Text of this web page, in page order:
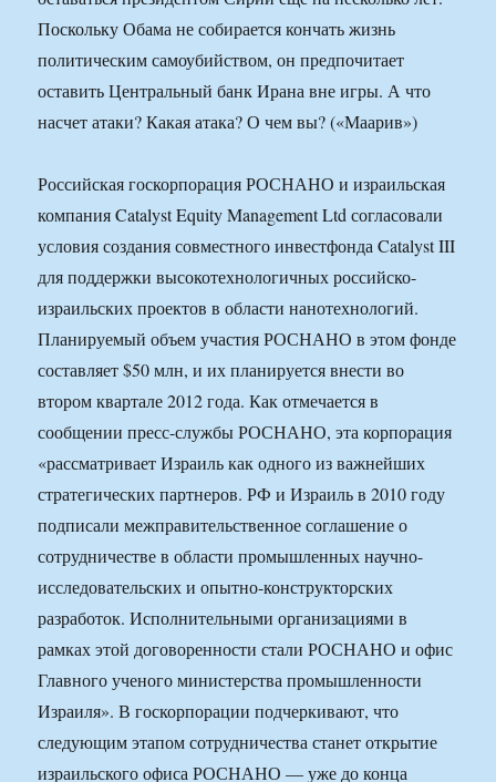
Поскольку Обама не собирается кончать жизнь
политическим самоубийством, он предпочитает
оставить Центральный банк Ирана вне игры. А что
насчет атаки? Какая атака? О чем вы? («Маарив»)
Российская госкорпорация РОСНАНО и израильская
компания Catalyst Equity Management Ltd согласовали
условия создания совместного инвестфонда Catalyst III
для поддержки высокотехнологичных российско-
израильских проектов в области нанотехнологий.
Планируемый объем участия РОСНАНО в этом фонде
составляет $50 млн, и их планируется внести во
втором квартале 2012 года. Как отмечается в
сообщении пресс-службы РОСНАНО, эта корпорация
«рассматривает Израиль как одного из важнейших
стратегических партнеров. РФ и Израиль в 2010 году
подписали межправительственное соглашение о
сотрудничестве в области промышленных научно-
исследовательских и опытно-конструкторских
разработок. Исполнительными организациями в
рамках этой договоренности стали РОСНАНО и офис
Главного ученого министерства промышленности
Израиля». В госкорпорации подчеркивают, что
следующим этапом сотрудничества станет открытие
израильского офиса РОСНАНО — уже до конца